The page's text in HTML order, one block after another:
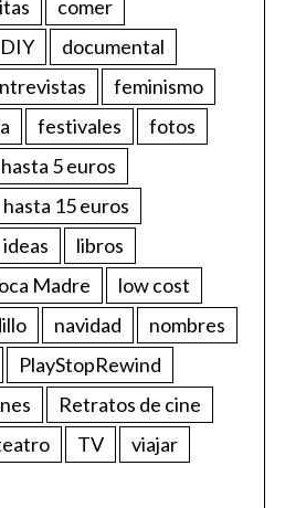
comer
DIY
documental
feminismo
festivales
fotos
hasta 5 euros
hasta 15 euros
ideas
libros
Madre
low cost
navidad
nombres
PlayStopRewind
Retratos de cine
TV
viajar